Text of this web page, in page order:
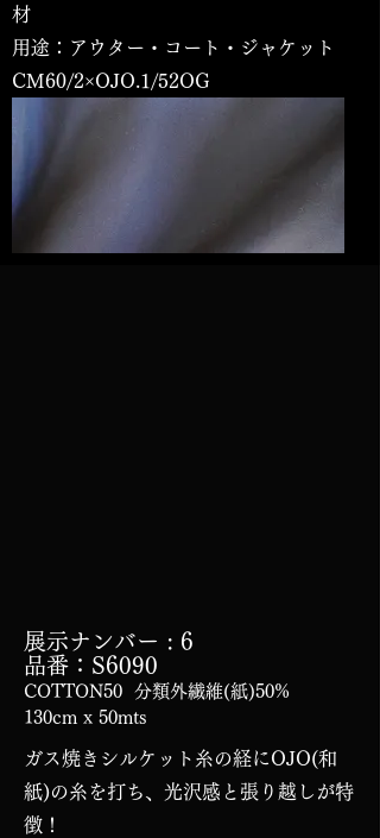
材
用途：アウター・コート・ジャケット
CM60/2×OJO.1/52OG
展示ナンバー : 6
品番：S6090
COTTON50 分類外繊維(紙)50%
130cm x 50mts
ガス焼きシルケット糸の経にOJO(和
紙)の糸を打ち、光沢感と張り越しが特
徴！